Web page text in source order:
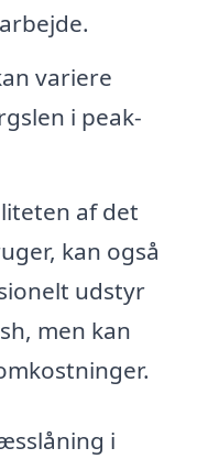
variere
i peak-
af det
kan også
udstyr
men kan
i